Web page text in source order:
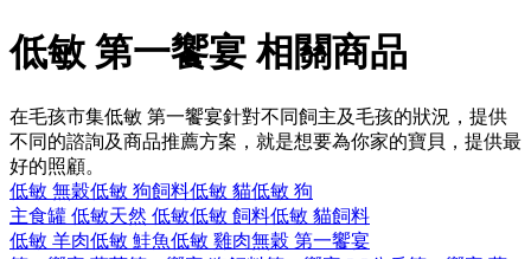
低敏 第一饗宴 相關商品
在毛孩市集低敏 第一饗宴針對不同飼主及毛孩的狀況，提供
不同的諮詢及商品推薦方案，就是想要為你家的寶貝，提供最
好的照顧。
低敏 無穀低敏 狗飼料低敏 貓低敏 狗
主食罐 低敏天然 低敏低敏 飼料低敏 貓飼料
低敏 羊肉低敏 鮭魚低敏 雞肉無穀 第一饗宴